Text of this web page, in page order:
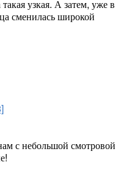
узкая. А затем, уже в
сменилась широкой
с небольшой смотровой